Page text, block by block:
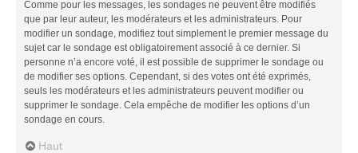
Comme pour les messages, les sondages ne peuvent être modifiés
que par leur auteur, les modérateurs et les administrateurs. Pour
modifier un sondage, modifiez tout simplement le premier message du
sujet car le sondage est obligatoirement associé à ce dernier. Si
personne n’a encore voté, il est possible de supprimer le sondage ou
de modifier ses options. Cependant, si des votes ont été exprimés,
seuls les modérateurs et les administrateurs peuvent modifier ou
supprimer le sondage. Cela empêche de modifier les options d’un
sondage en cours.
Haut